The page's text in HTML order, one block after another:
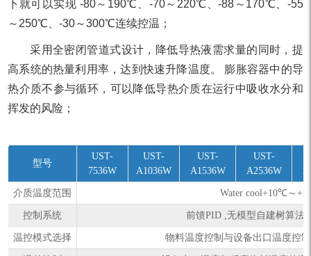
下就可以实现 -80～190℃、-70～220℃、-88～170℃、-55
～250℃、-30～300℃连续控温；
采用全密闭管道式设计，降低导热液需求量的同时，提
高系统的热量利用率，达到快速升降温度。 膨胀容器中的导
热介质不参与循环，可以降低导热介质在运行中吸收水分和
挥发的风险；
型号
UST-
7536W
UST-
A1036W
UST-
A1536W
UST-
A2536W
介质温度范围 Water cool+10℃～
控制系统 前馈PID ,无模型自建树算法
温控模式选择 物料温度控制与设备出口温度控